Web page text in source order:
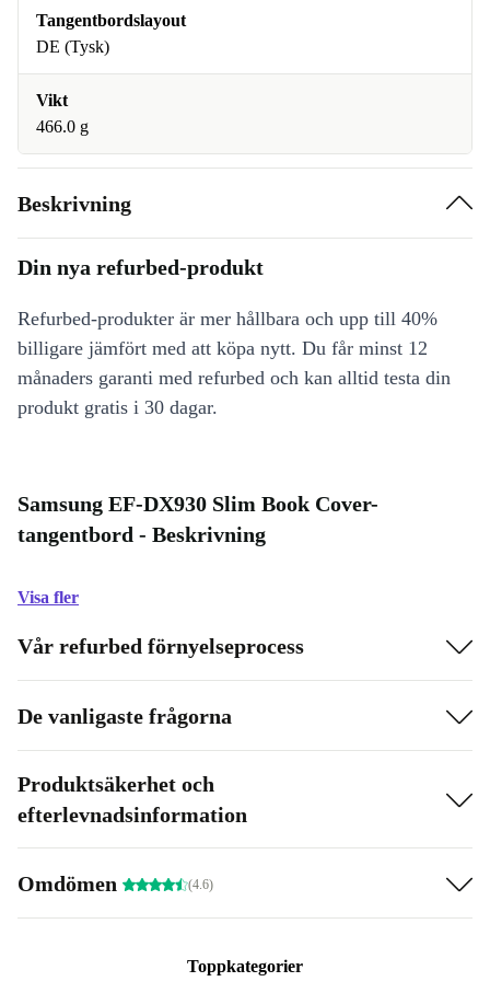
Tangentbordslayout
DE (Tysk)
Vikt
466.0 g
Beskrivning
Din nya refurbed-produkt
Refurbed-produkter är mer hållbara och upp till 40%
billigare jämfört med att köpa nytt. Du får minst 12
månaders garanti med refurbed och kan alltid testa din
produkt gratis i 30 dagar.
Samsung EF-DX930 Slim Book Cover-
tangentbord - Beskrivning
Visa fler
Vår refurbed förnyelseprocess
De vanligaste frågorna
Produktsäkerhet och
efterlevnadsinformation
Omdömen (4.6)
Toppkategorier